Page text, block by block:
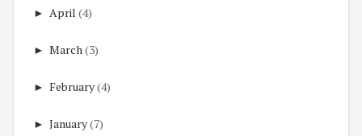
► April (4)
► March(3)
► February(4)
► January(7)